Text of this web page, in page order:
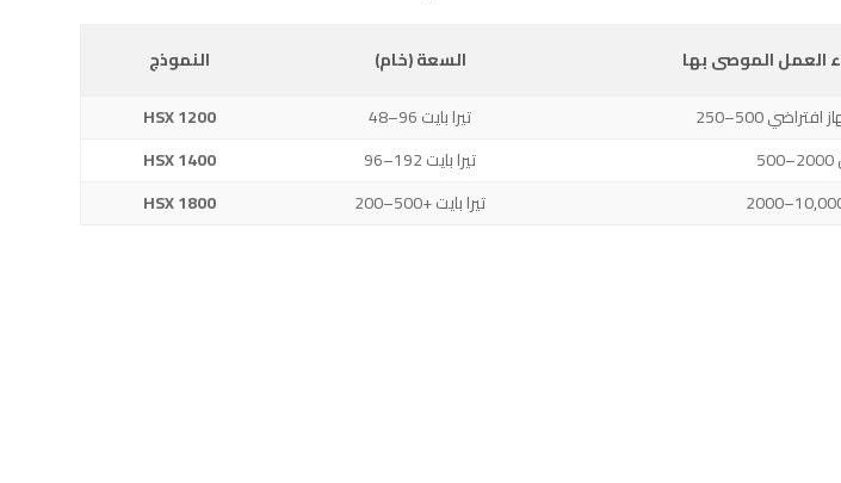
النموذج السعة (خام) العمل الموصى بها
HSX 1200
48–96 تيرا بايت
HSX 1400
96–192 تيرا بايت
HSX 1800
200–500+ تيرا بايت